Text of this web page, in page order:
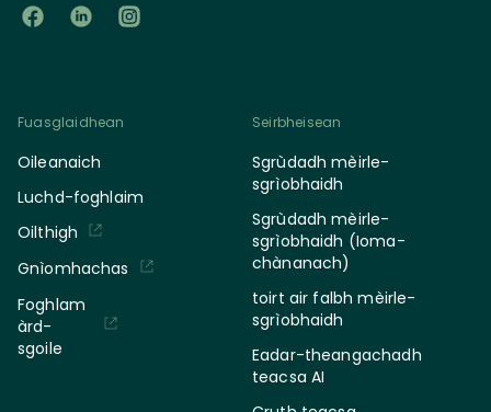
Fuasglaidhean
Oileanaich
Luchd-foghlaim
Oilthigh
Gnìomhachas
Foghlam
àrd-
sgoile
Seirbheisean
Sgrùdadh mèirle-
sgrìobhaidh
Sgrùdadh mèirle-
sgrìobhaidh (Ioma-
chànanach)
toirt air falbh mèirle-
sgrìobhaidh
Eadar-theangachadh
teacsa AI